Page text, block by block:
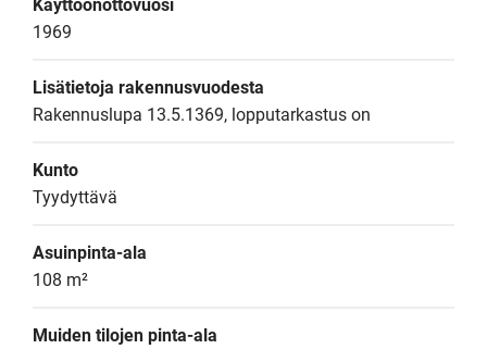
Käyttöönottovuosi
1969
Lisätietoja rakennusvuodesta
Rakennuslupa 13.5.1369, lopputarkastus on
Kunto
Tyydyttävä
Asuinpinta-ala
108 m²
Muiden tilojen pinta-ala